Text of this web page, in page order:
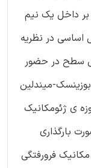
بر داخل یک نیم
در نظریه
سطح در حضور
میندلین
ی ژئومکانیک
بارگذاری
فرورفتگی